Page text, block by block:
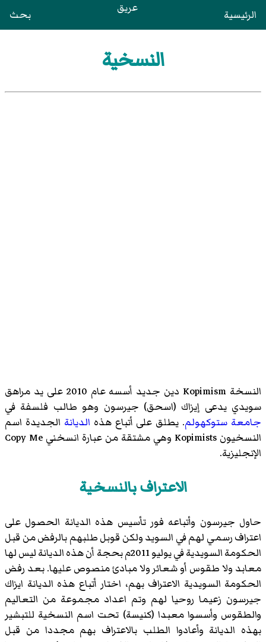
الرئيسية عريق بحث
النسخية
النسخة Kopimism دين جديد أسسه عام 2010 على يد مراهق
سويدي يدعى إيزاك (اسحق) جيرسون وهو طالب فلسفة في
جامعة ستوكهولم. يطلق على أتباع هذه الديانة الجديدة اسم
النسخيون Kopimists وهي مشتقة من عبارة انسخني Copy Me
الإنجليزية.
الاعتراف بالنسخية
حاول جيرسون وأتباعه فور تأسيس هذه الديانة الحصول على
اعتراف رسمي لهم في السويد ولكن قوبل طلبهم بالرفض من قبل
الحكومة السويدية في يوليو 2011م بحجة أن هذه الديانة ليس لها
معابد ولا طقوس أو شعائر ولا مبادئ منصوص عليها. بعد رفض
الحكومة السويدية الاعتراف بهم، اختار أتباع هذه الديانة ايزاك
جيرسون زعيما روحيا لهم وتم اعداد مجموعة من التعاليم
والطقوس وأسسوا معبدا (كنيسة) تحت اسم النسخية للتبشير
بهذه الديانة وأعادوا الطلب بالاعتراف بهم مجددا من قبل